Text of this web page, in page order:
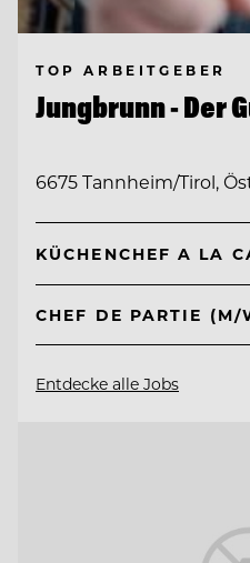
TOP ARBEITGEBER
Jungbrunn - Der
6675 Tannheim/Tirol,
KÜCHENCHEF A LA
CHEF DE PARTIE (M/
Entdecke alle Jobs